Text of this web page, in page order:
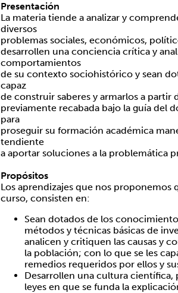
Presentación
La materia tiende a analizar y
diversos
problemas sociales, económicos,
desarrollen una conciencia crítica y
comportamientos
de su contexto sociohistórico y sean
capaz
de construir saberes y armarlos a partir
previamente recabada bajo la guía del
para
proseguir su formación académica
tendiente
a aportar soluciones a la problemática
Propósitos
Los aprendizajes que nos proponemos
curso, consisten en:
Sean dotados de los
métodos y técnicas básicas de
analicen y critiquen las causas y
la población; con lo que se les
remedios requeridos por ellos y
Desarrollen una cultura científica,
leyes en que se funda la